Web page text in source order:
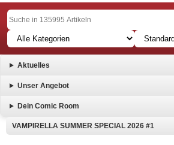
Aktuelles
Unser Angebot
Dein Comic Room
VAMPIRELLA SUMMER SPECIAL 2026 #1